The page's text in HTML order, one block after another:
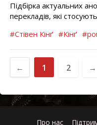
Підбірка актуальних
перекладів, які
#Стівен Кінґ #Кінґ
← 1 2 →
Про нас